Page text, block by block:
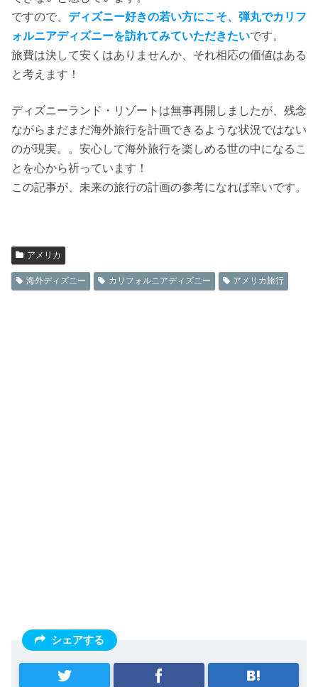
ですので、 ディズニー好きの若い方にこそ、弾丸でカリフ
ォルニアディズニーを訪れてみていただきたいです。
旅費は決して安くはありませんか、それ相応の価値はある
と考えます！
ディズニーランド・リゾートは無事再開しましたが、残念
ながらまだまだ海外旅行を計画できるような状況ではない
のが現実。。安心して海外旅行を楽しめる世の中になるこ
とを心から祈っています！
この記事が、未来の旅行の計画の参考になれば幸いです。
アメリカ
海外ディズニー カリフォルニアディズニー アメリカ旅行
シェアする